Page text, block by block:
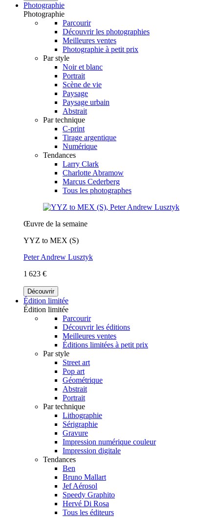
Photographie
Photographie
Parcourir
Découvrir les photographies
Meilleures ventes
Photographie à petit prix
Par style
Noir et blanc
Portrait
Scène de vie
Paysage
Paysage urbain
Abstrait
Par technique
C-print
Tirage argentique
Numérique
Tendances
Larry Clark
Charlotte Abramow
Marcus Cederberg
Tous les photographes
Œuvre de la semaine
YYZ to MEX (S)
Peter Andrew Lusztyk
1 623 €
Découvrir
Édition limitée
Édition limitée
Parcourir
Découvrir les éditions
Meilleures ventes
Éditions limitées à petit prix
Par style
Street art
Pop art
Géométrique
Abstrait
Portrait
Par technique
Lithographie
Sérigraphie
Gravure
Impression numérique couleur
Impression digitale
Tendances
Ben
Bruno Mallart
Jef Aérosol
Speedy Graphito
Hervé Di Rosa
Tous les éditeurs